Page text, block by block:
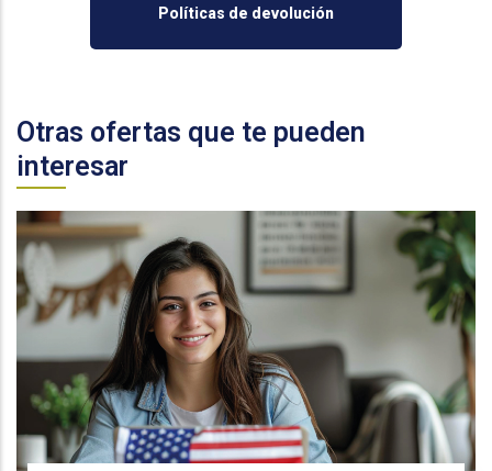
Políticas de devolución
Otras ofertas que te pueden
interesar